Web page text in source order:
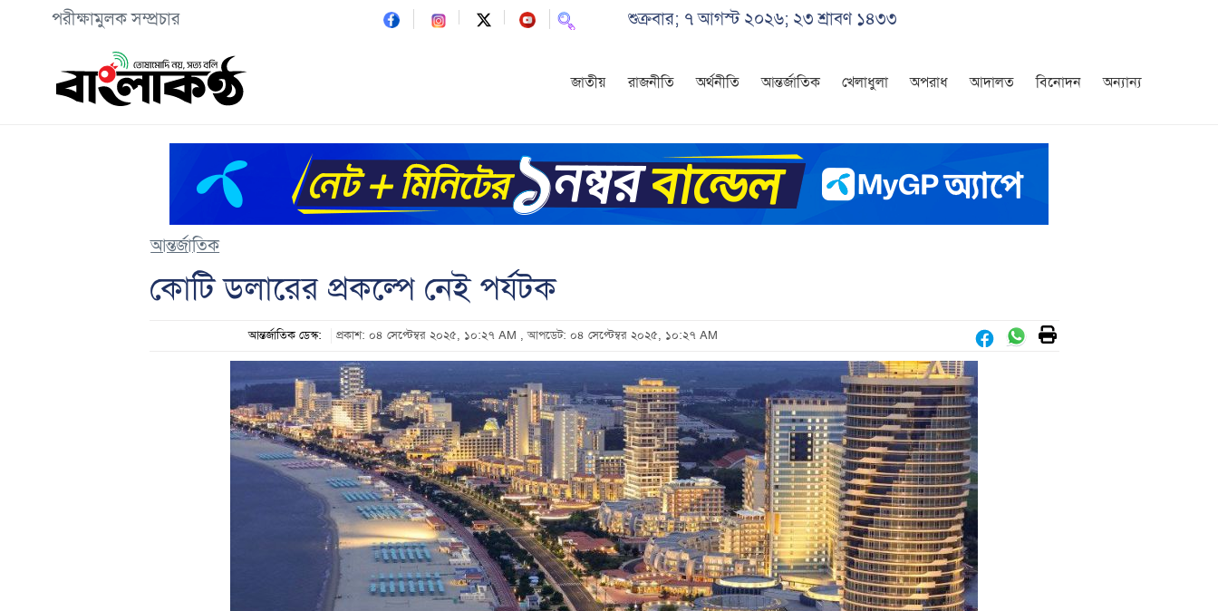
পরীক্ষামুলক সম্প্রচার শুক্রবার; ৭ আগস্ট ২০২৬; ২৩ শ্রাবণ ১৪৩৩
জাতীয় রাজনীতি অর্থনীতি আন্তর্জাতিক খেলাধুলা অপরাধ আদালত বিনোদন অন্যান্য
আন্তর্জাতিক
কোটি ডলারের প্রকল্পে নেই পর্যটক
আন্তর্জাতিক ডেস্ক: প্রকাশ: ০৪ সেপ্টেম্বর ২০২৫, ১০:২৭ AM , আপডেট: ০৪ সেপ্টেম্বর ২০২৫, ১০:২৭ AM